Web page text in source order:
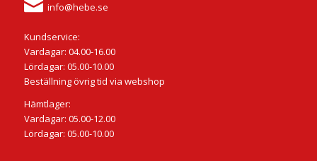
info@hebe.se
Kundservice:
Vardagar: 04.00-16.00
Lördagar: 05.00-10.00
Beställning övrig tid via webshop
Hämtlager:
Vardagar: 05.00-12.00
Lördagar: 05.00-10.00